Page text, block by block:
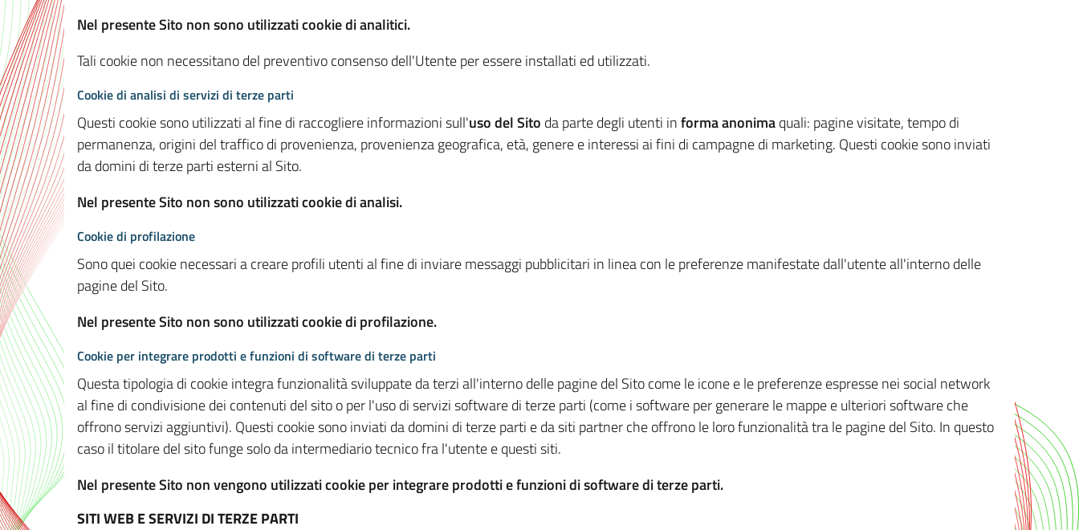
Nel presente Sito non sono utilizzati cookie di analitici.
Tali cookie non necessitano del preventivo consenso dell'Utente per essere installati ed utilizzati.
Cookie di analisi di servizi di terze parti
Questi cookie sono utilizzati al fine di raccogliere informazioni sull'uso del Sito da parte degli utenti informa anonimaquali: pagine visitate, tempo di
permanenza, origini del traffico di provenienza, provenienza geografica, età, genere e interessi ai fini di campagne di marketing. Questi cookie sono inviati
da domini di terze parti esterni al Sito.
Nel presente Sito non sono utilizzati cookie di analisi.
Cookie di profilazione
Sono quei cookie necessari a creare profili utenti al fine di inviare messaggi pubblicitari in linea con le preferenze manifestate dall'utente all'interno delle
pagine del Sito.
Nel presente Sito non sono utilizzati cookie di profilazione.
Cookie per integrare prodotti e funzioni di software di terze parti
Questa tipologia di cookie integra funzionalità sviluppate da terzi all'interno delle pagine del Sito come le icone e le preferenze espresse nei social network
al fine di condivisione dei contenuti del sito o per l'uso di servizi software di terze parti (come i software per generare le mappe e ulteriori software che
offrono servizi aggiuntivi). Questi cookie sono inviati da domini di terze parti e da siti partner che offrono le loro funzionalità tra le pagine del Sito. In questo
caso il titolare del sito funge solo da intermediario tecnico fra l'utente e questi siti.
Nel presente Sito non vengono utilizzati cookie per integrare prodotti e funzioni di software di terze parti.
SITI WEB E SERVIZI DI TERZE PARTI